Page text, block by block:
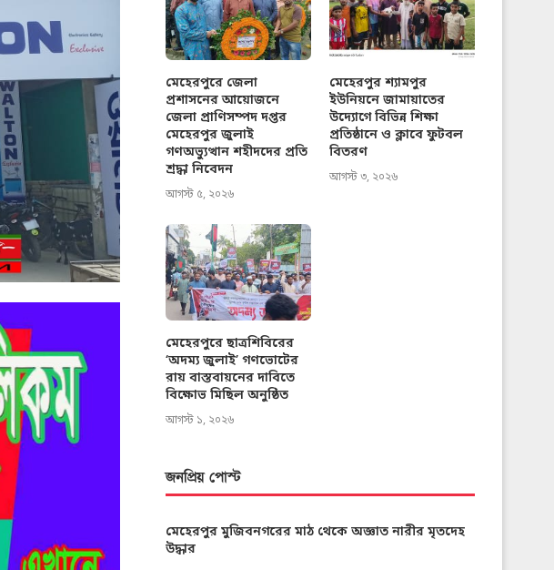
মেহেরপুরে জেলা
প্রশাসনের আয়োজনে
জেলা প্রাণিসম্পদ দপ্তর
মেহেরপুর জুলাই
গণঅভ্যুত্থান শহীদদের প্রতি
শ্রদ্ধা নিবেদন
আগস্ট ৫, ২০২৬
মেহেরপুর শ্যামপুর
ইউনিয়নে জামায়াতের
উদ্যোগে বিভিন্ন শিক্ষা
প্রতিষ্ঠানে ও ক্লাবে ফুটবল
বিতরণ
আগস্ট ৩, ২০২৬
মেহেরপুরে ছাত্রশিবিরের
‘অদম্য জুলাই’ গণভোটের
রায় বাস্তবায়নের দাবিতে
বিক্ষোভ মিছিল অনুষ্ঠিত
আগস্ট ১, ২০২৬
জনপ্রিয় পোস্ট
মেহেরপুর মুজিবনগরের মাঠ থেকে অজ্ঞাত নারীর মৃতদেহ
উদ্ধার